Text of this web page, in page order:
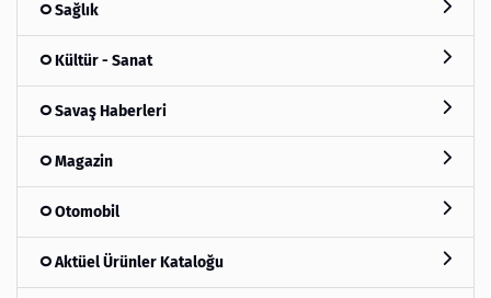
Sağlık
Kültür - Sanat
Savaş Haberleri
Magazin
Otomobil
Aktüel Ürünler Kataloğu